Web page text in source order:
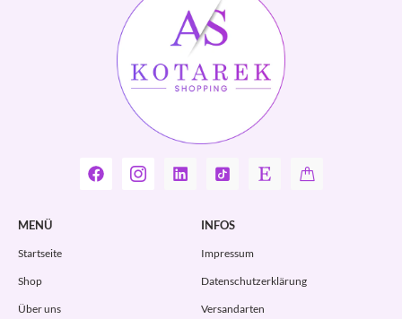
MENÜ
Startseite
Shop
Über uns
INFOS
Impressum
Datenschutzerklärung
Versandarten